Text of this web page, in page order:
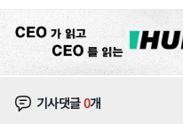
기사댓글0개